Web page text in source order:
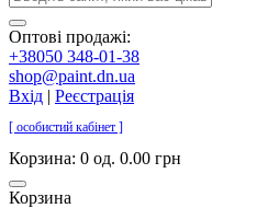
Оптові продажі:
+38050 348-01-38
shop@paint.dn.ua
Вхід | Реєстрація
[ особистий кабінет ]
Корзина: 0 од. 0.00 грн
Корзина